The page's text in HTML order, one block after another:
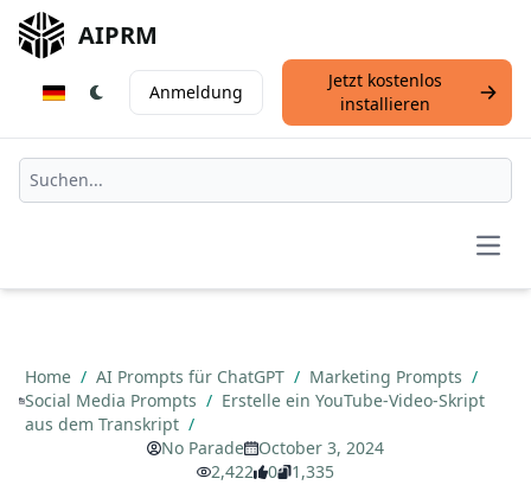
AIPRM
Anmeldung
Jetzt kostenlos
installieren
Home / AI Prompts für ChatGPT / Marketing Prompts /
Social Media Prompts / Erstelle ein YouTube-Video-Skript
aus dem Transkript /
No Parade
October 3, 2024
2,422
0 1,335